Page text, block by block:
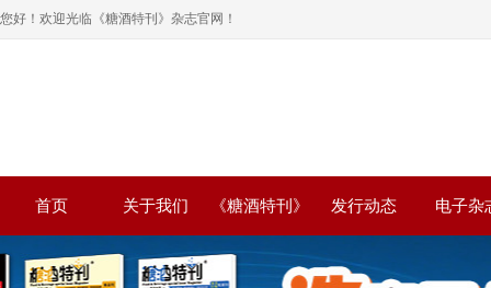
您好！欢迎光临《糖酒特刊》杂志官网！
首页 关于我们 《糖酒特刊》 发行动态 电子杂